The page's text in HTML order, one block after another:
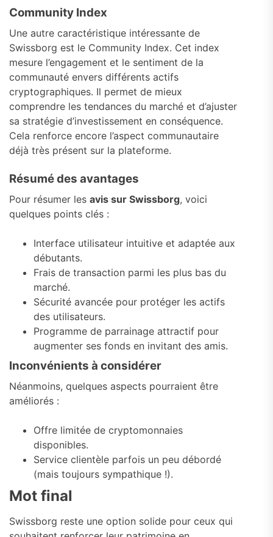
Community Index
Une autre caractéristique intéressante de
Swissborg est le Community Index. Cet index
mesure l’engagement et le sentiment de la
communauté envers différents actifs
cryptographiques. Il permet de mieux
comprendre les tendances du marché et d’ajuster
sa stratégie d’investissement en conséquence.
Cela renforce encore l’aspect communautaire
déjà très présent sur la plateforme.
Résumé des avantages
Pour résumer les avis sur Swissborg, voici
quelques points clés :
Interface utilisateur intuitive et adaptée aux
débutants.
Frais de transaction parmi les plus bas du
marché.
Sécurité avancée pour protéger les actifs
des utilisateurs.
Programme de parrainage attractif pour
augmenter ses fonds en invitant des amis.
Inconvénients à considérer
Néanmoins, quelques aspects pourraient être
améliorés :
Offre limitée de cryptomonnaies
disponibles.
Service clientèle parfois un peu débordé
(mais toujours sympathique !).
Mot final
Swissborg reste une option solide pour ceux qui